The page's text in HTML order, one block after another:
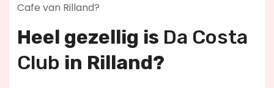
Cafe van Rilland?
Heel gezellig is Da Costa
Club in Rilland?